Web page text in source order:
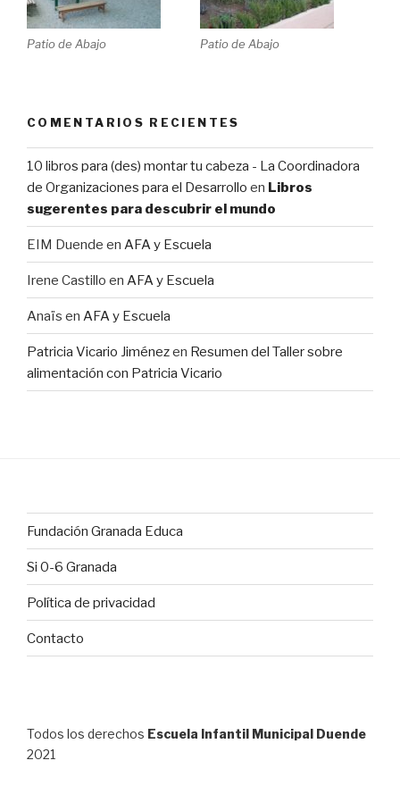
Patio de Abajo Patio de Abajo
COMENTARIOS RECIENTES
10 libros para (des) montar tu cabeza - La Coordinadora
de Organizaciones para el Desarrollo en Libros
sugerentes para descubrir el mundo
EIM Duende en AFA y Escuela
Irene Castillo en AFA y Escuela
Anaïs en AFA y Escuela
Patricia Vicario Jiménezen Resumen del Taller sobre
alimentación con Patricia Vicario
Fundación Granada Educa
Si 0-6 Granada
Política de privacidad
Contacto
Todos los derechos Escuela Infantil Municipal Duende
2021